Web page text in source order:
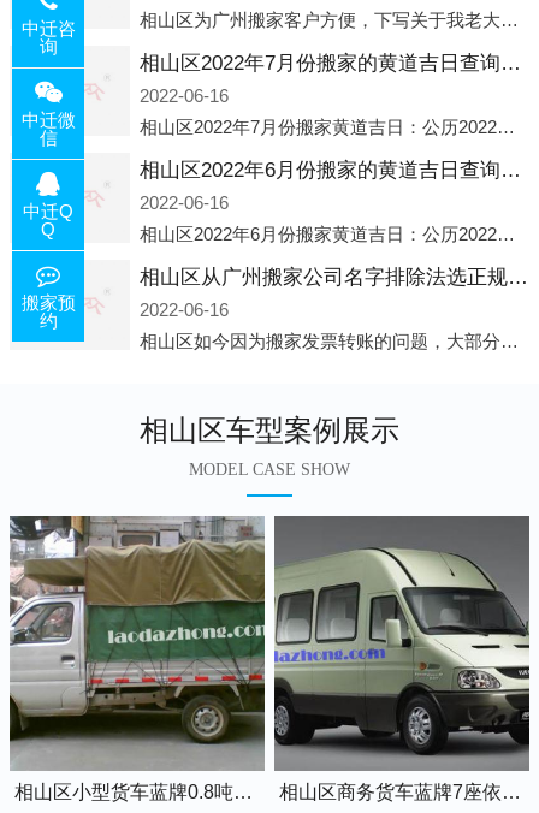
相山区为广州搬家客户方便，下写关于我老大众搬家公司接单的流程，九条给搬家朋友参考，了解搬家公司工序，免去搬家时的没有准备好的工作，给您及时快速的搬好家。一．电话咨询：专人接待客户电话咨询，初步了解客户搬 家
相山区2022年7月份搬家的黄道吉日查询大全一览表哪天适合搬家好日子
2022-06-16
相山区2022年7月份搬家黄道吉日：公历2022年7月6日 农历六月初八 星期三 冲虎(甲寅)公历2022年7月12日 农历六月十四 星期二 冲猴(庚申)公历2022年7月13日 农历六月十五 星期三 冲鸡
相山区2022年6月份搬家的黄道吉日查询大全一览表哪天适合搬家好日子
2022-06-16
相山区2022年6月份搬家黄道吉日：公历2022年6月1日 农历五月初三 星期三 冲兔(己卯)公历2022年6月4日 农历五月初六 星期六 冲马(壬午)公历2022年6月8日 农历五月初十 星期三 冲狗(丙
相山区从广州搬家公司名字排除法选正规公司
2022-06-16
相山区如今因为搬家发票转账的问题，大部分搬家公司都已经注册了营业执照，早5年前基本上所谓的搬家公司都是无注册状态也就是无照营业，由于企业注册量大增所以各种企业信息展示平台如雨后春笋般遍地开花，如：天眼查，企
相山区车型案例展示
MODEL CASE SHOW
相山区小型货车蓝牌0.8吨小卡车 相山区商务货车蓝牌7座依维柯全顺车
中迁咨
询
中迁微
信
中迁Q
Q
搬家预
约